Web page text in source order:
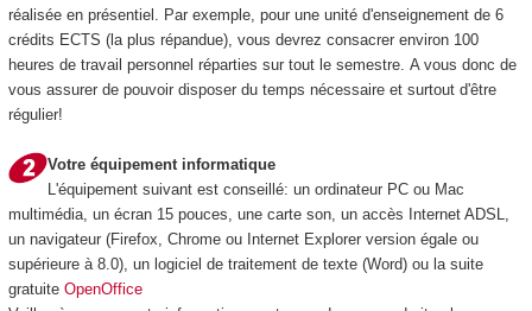
réalisée en présentiel. Par exemple, pour une unité d'enseignement de 6
crédits ECTS (la plus répandue), vous devrez consacrer environ 100
heures de travail personnel réparties sur tout le semestre. A vous donc de
vous assurer de pouvoir disposer du temps nécessaire et surtout d'être
régulier!
Votre équipement informatique
L'équipement suivant est conseillé: un ordinateur PC ou Mac
multimédia, un écran 15 pouces, une carte son, un accès Internet ADSL,
un navigateur (Firefox, Chrome ou Internet Explorer version égale ou
supérieure à 8.0), un logiciel de traitement de texte (Word) ou la suite
gratuite OpenOffice